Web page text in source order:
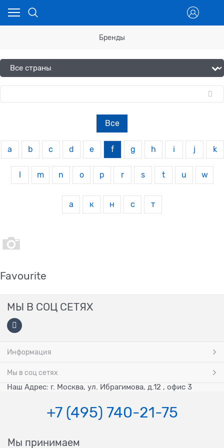
Бренды
Все
a b c d e f g h i j k
m n o p r s t u w
а к н с т
Favourite
МЫ В СОЦ СЕТЯХ
Информация
Мы в соц сетях
Наш Адрес: г. Москва, ул. Ибрагимова, д.12 , офис 3
+7 (495) 740-21-75
Мы принимаем